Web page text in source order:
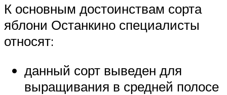
К основным достоинствам сорта
яблони Останкино специалисты
относят:
данный сорт выведен для
выращивания в средней полосе